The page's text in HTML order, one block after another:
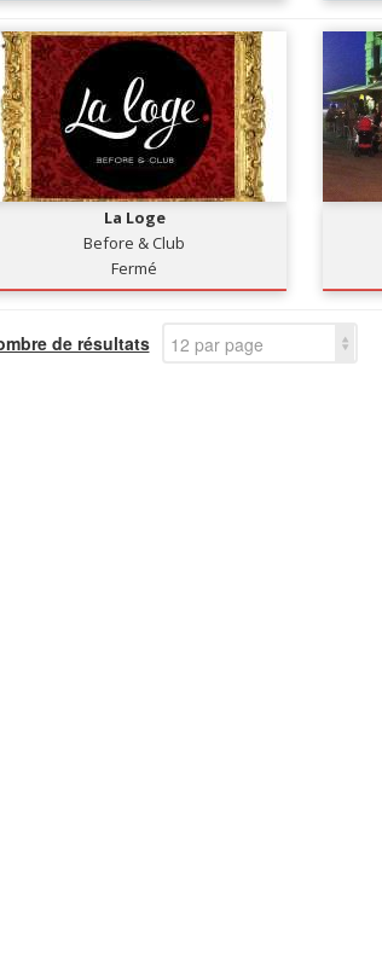
La Loge
Before & Club
Fermé
de résultats 12 par page